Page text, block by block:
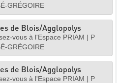
GRÉGOIRE
de Blois/Agglopolys
vous à l'Espace PRIAM | P
GRÉGOIRE
de Blois/Agglopolys
vous à l'Espace PRIAM | P